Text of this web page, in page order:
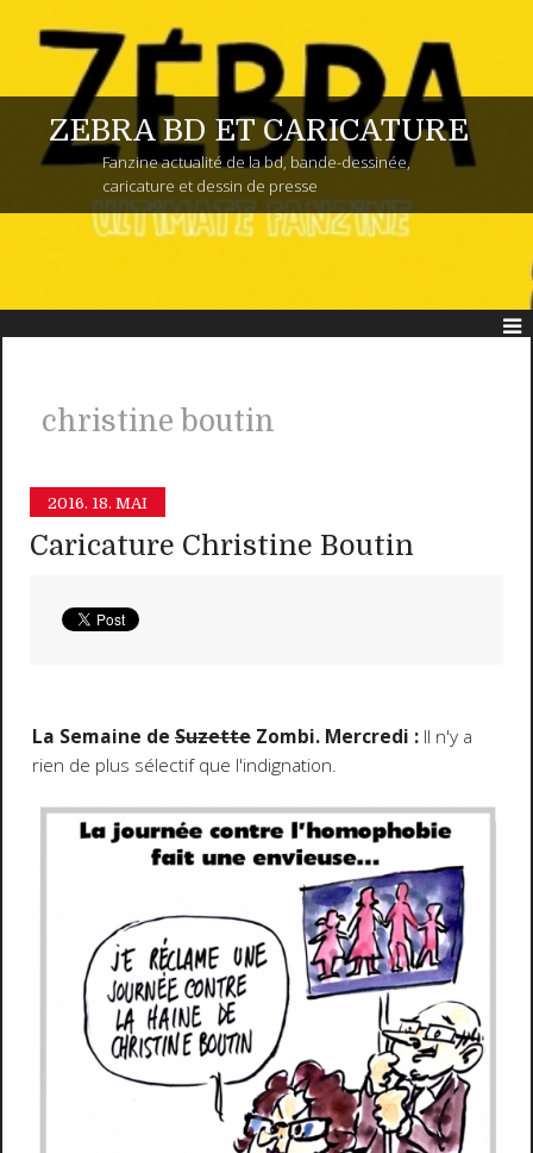
ZEBRA BD ET CARICATURE
Fanzine actualité de la bd, bande-dessinée,
caricature et dessin de presse
christine boutin
2016. 18. MAI
Caricature Christine Boutin
La Semaine deSuzetteZombi. Mercredi :Il n'y a
rien de plus sélectif que l'indignation.